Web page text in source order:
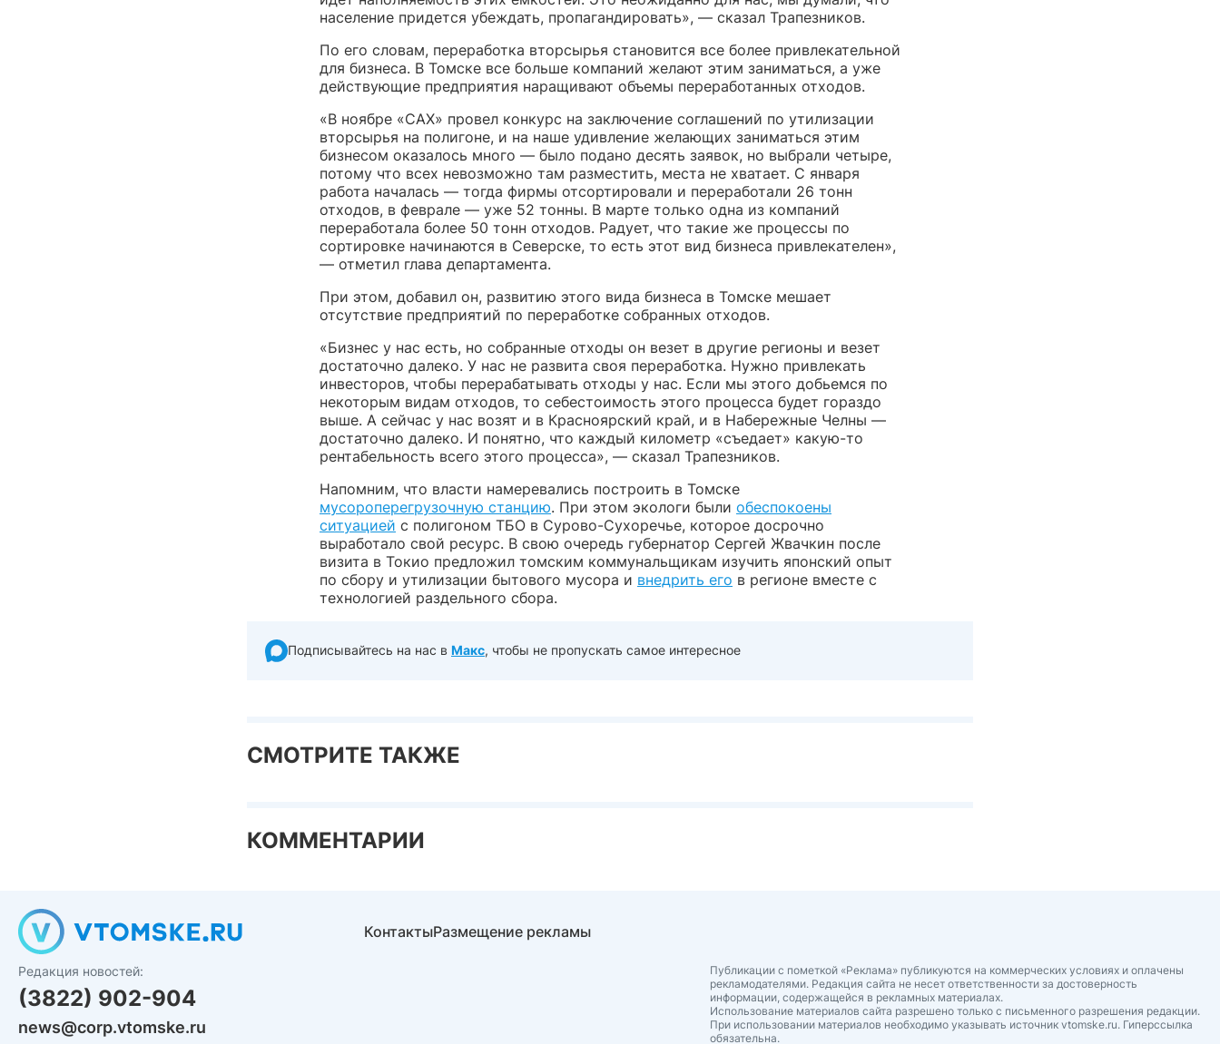
население придется убеждать, пропагандировать», — сказал Трапезников.
По его словам, переработка вторсырья становится все более привлекательной
для бизнеса. В Томске все больше компаний желают этим заниматься, а уже
действующие предприятия наращивают объемы переработанных отходов.
«В ноябре «САХ» провел конкурс на заключение соглашений по утилизации
вторсырья на полигоне, и на наше удивление желающих заниматься этим
бизнесом оказалось много — было подано десять заявок, но выбрали четыре,
потому что всех невозможно там разместить, места не хватает. С января
работа началась — тогда фирмы отсортировали и переработали 26 тонн
отходов, в феврале — уже 52 тонны. В марте только одна из компаний
переработала более 50 тонн отходов. Радует, что такие же процессы по
сортировке начинаются в Северске, то есть этот вид бизнеса привлекателен»,
— отметил глава департамента.
При этом, добавил он, развитию этого вида бизнеса в Томске мешает
отсутствие предприятий по переработке собранных отходов.
«Бизнес у нас есть, но собранные отходы он везет в другие регионы и везет
достаточно далеко. У нас не развита своя переработка. Нужно привлекать
инвесторов, чтобы перерабатывать отходы у нас. Если мы этого добьемся по
некоторым видам отходов, то себестоимость этого процесса будет гораздо
выше. А сейчас у нас возят и в Красноярский край, и в Набережные Челны —
достаточно далеко. И понятно, что каждый километр «съедает» какую-то
рентабельность всего этого процесса», — сказал Трапезников.
Напомним, что власти намеревались построить в Томске
мусороперегрузочную станцию. При этом экологи были обеспокоены
ситуацией с полигоном ТБО в Сурово-Сухоречье, которое досрочно
выработало свой ресурс. В свою очередь губернатор Сергей Жвачкин после
визита в Токио предложил томским коммунальщикам изучить японский опыт
по сбору и утилизации бытового мусора и внедрить его в регионе вместе с
технологией раздельного сбора.
Подписывайтесь на нас в Макс, чтобы не пропускать самое интересное
СМОТРИТЕ ТАКЖЕ
КОММЕНТАРИИ
Редакция новостей:
(3822) 902-904
news@corp.vtomske.ru
КонтактыРазмещение рекламы
Публикации с пометкой «Реклама» публикуются на коммерческих условиях и оплачены
рекламодателями. Редакция сайта не несет ответственности за достоверность
информации, содержащейся в рекламных материалах.
Использование материалов сайта разрешено только с письменного разрешения редакции.
При использовании материалов необходимо указывать источник vtomske.ru. Гиперссылка
обязательна.